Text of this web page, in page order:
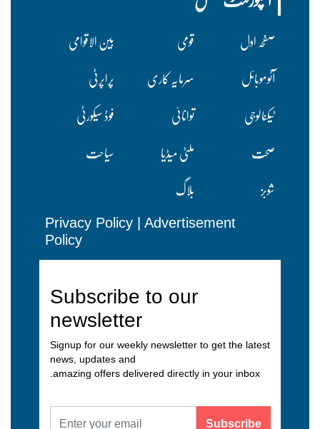
صفحہ اول قومی
بین الاقوامی
آٹوموبائل
سرمایہ کاری
پراپرٹی
ٹیکنالوجی
توانائی
فوڈ سیکورٹی
صحت
ملٹی میڈیا
سیاحت
شوبز
بلاگ
Privacy Policy | Advertisement
Policy
Subscribe to our
newsletter
Signup for our weekly newsletter to get the latest
news, updates and
amazing offers delivered directly in your inbox.
Subscribe